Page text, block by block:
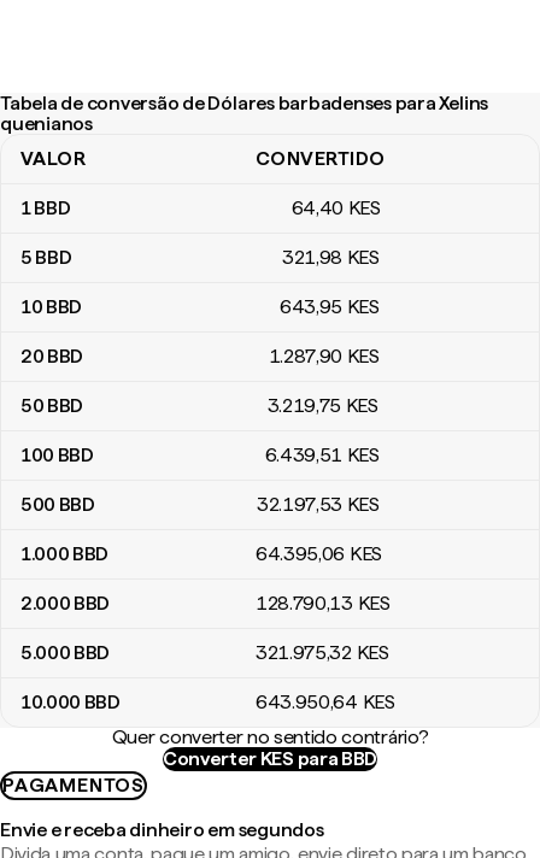
Tabela de conversão de Dólares barbadenses para Xelins
quenianos
Tabela de conversão de Dólares barbadenses para Xelins
VALOR CONVERTIDO
1BBD 64,40 KES
5 BBD 321,98 KES
10 BBD 643,95 KES
20 BBD 1.287,90 KES
50 BBD 3.219,75 KES
100 BBD 6.439,51 KES
500 BBD 32.197,53 KES
1.000 BBD 64.395,06 KES
2.000 BBD 128.790,13 KES
5.000 BBD 321.975,32 KES
10.000 BBD 643.950,64 KES
Quer converter no sentido contrário?
Converter KES para BBD
PAGAMENTOS
Envie e receba dinheiro em segundos